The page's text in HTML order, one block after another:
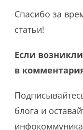
Спасибо за
статьи!
Если
в
блога и